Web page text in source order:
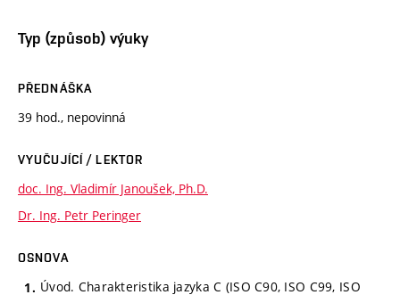
Typ (způsob) výuky
PŘEDNÁŠKA
39 hod., nepovinná
VYUČUJÍCÍ / LEKTOR
doc. Ing. Vladimír Janoušek, Ph.D.
Dr. Ing. Petr Peringer
OSNOVA
Úvod. Charakteristika jazyka C (ISO C90, ISO C99, ISO